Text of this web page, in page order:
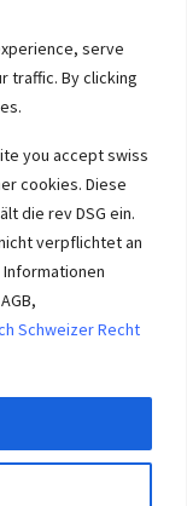
serve
traffic. By clicking
you accept swiss
cookies. Diese
die rev DSG ein.
verpflichtet an
Schweizer Recht
KMU Kunden. Was
nach Schweizer
vorbehalten